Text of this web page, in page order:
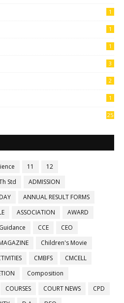
1
1
1
3
2
1
25
11
12
Std
ADMISSION
ANNUAL RESULT FORMS
ASSOCIATION
AWARD
CCE
CEO
Children's Movie
CMBFS
CMCELL
Composition
COURSES COURT NEWS
CPD